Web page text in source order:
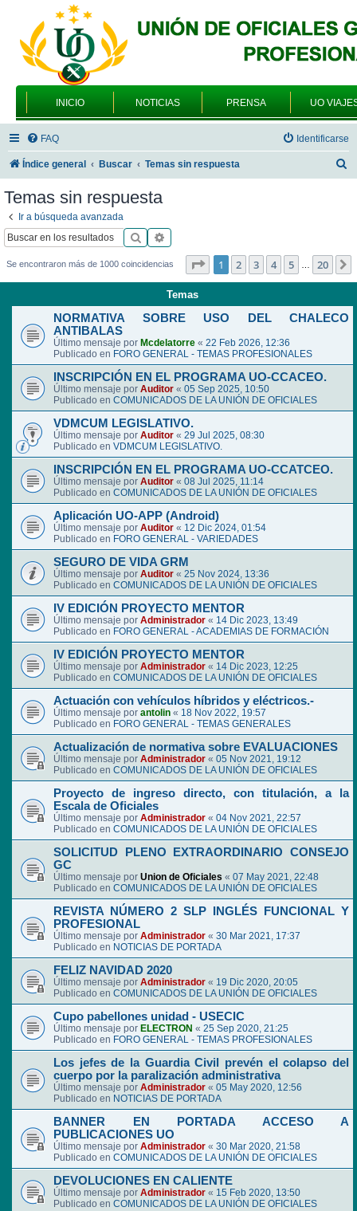
INICIO NOTICIAS PRENSA UO
FAQ Identificarse
Índice general Buscar Temas sin respuesta
Temas sin respuesta
Ir a búsqueda avanzada
Buscar
Se encontraron más de 1000 coincidencias Página de 20
1 2 3 4 5 … 20
Temas
NORMATIVA SOBRE USO DEL CHALECO
ANTIBALAS
Último mensaje por Mcdelatorre « 22 Feb 2026, 12:36
Publicado en FORO GENERAL - TEMAS PROFESIONALES
INSCRIPCIÓN EN EL PROGRAMA UO-CCACEO.
Último mensaje por Auditor « 05 Sep 2025, 10:50
Publicado en COMUNICADOS DE LA UNIÓN DE OFICIALES
VDMCUM LEGISLATIVO.
Último mensaje por Auditor « 29 Jul 2025, 08:30
Publicado en VDMCUM LEGISLATIVO.
INSCRIPCIÓN EN EL PROGRAMA UO-CCATCEO.
Último mensaje por Auditor « 08 Jul 2025, 11:14
Publicado en COMUNICADOS DE LA UNIÓN DE OFICIALES
Aplicación UO-APP (Android)
Último mensaje por Auditor « 12 Dic 2024, 01:54
Publicado en FORO GENERAL - VARIEDADES
SEGURO DE VIDA GRM
Último mensaje por Auditor « 25 Nov 2024, 13:36
Publicado en COMUNICADOS DE LA UNIÓN DE OFICIALES
IV EDICIÓN PROYECTO MENTOR
Último mensaje por Administrador « 14 Dic 2023, 13:49
Publicado en FORO GENERAL - ACADEMIAS DE FORMACIÓN
IV EDICIÓN PROYECTO MENTOR
Último mensaje por Administrador « 14 Dic 2023, 12:25
Publicado en COMUNICADOS DE LA UNIÓN DE OFICIALES
Actuación con vehículos híbridos y eléctricos.-
Último mensaje por antolin « 18 Nov 2022, 19:57
Publicado en FORO GENERAL - TEMAS GENERALES
Actualización de normativa sobre EVALUACIONES
Último mensaje por Administrador « 05 Nov 2021, 19:12
Publicado en COMUNICADOS DE LA UNIÓN DE OFICIALES
Proyecto de ingreso directo, con titulación, a la
Escala de Oficiales
Último mensaje por Administrador « 04 Nov 2021, 22:57
Publicado en COMUNICADOS DE LA UNIÓN DE OFICIALES
SOLICITUD PLENO EXTRAORDINARIO CONSEJO
GC
Último mensaje por Union de Oficiales « 07 May 2021, 22:48
Publicado en COMUNICADOS DE LA UNIÓN DE OFICIALES
REVISTA NÚMERO 2 SLP INGLÉS FUNCIONAL Y
PROFESIONAL
Último mensaje por Administrador « 30 Mar 2021, 17:37
Publicado en NOTICIAS DE PORTADA
FELIZ NAVIDAD 2020
Último mensaje por Administrador « 19 Dic 2020, 20:05
Publicado en COMUNICADOS DE LA UNIÓN DE OFICIALES
Cupo pabellones unidad - USECIC
Último mensaje por ELECTRON « 25 Sep 2020, 21:25
Publicado en FORO GENERAL - TEMAS PROFESIONALES
Los jefes de la Guardia Civil prevén el colapso del
cuerpo por la paralización administrativa
Último mensaje por Administrador « 05 May 2020, 12:56
Publicado en NOTICIAS DE PORTADA
BANNER EN PORTADA ACCESO A
PUBLICACIONES UO
Último mensaje por Administrador « 30 Mar 2020, 21:58
Publicado en COMUNICADOS DE LA UNIÓN DE OFICIALES
DEVOLUCIONES EN CALIENTE
Último mensaje por Administrador « 15 Feb 2020, 13:50
Publicado en COMUNICADOS DE LA UNIÓN DE OFICIALES